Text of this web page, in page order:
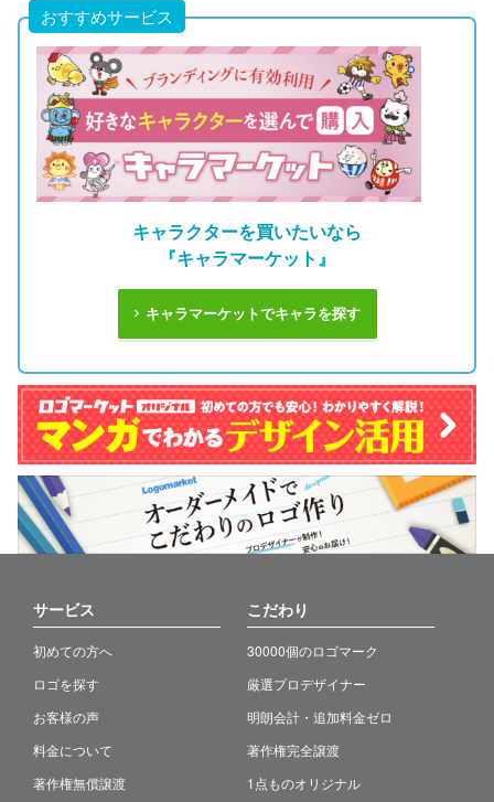
おすすめサービス
キャラクターを買いたいなら
『キャラマーケット』
キャラマーケットでキャラを探す
サービス
初めての方へ
ロゴを探す
お客様の声
料金について
著作権無償譲渡
こだわり
30000個のロゴマーク
厳選プロデザイナー
明朗会計・追加料金ゼロ
著作権完全譲渡
1点ものオリジナル